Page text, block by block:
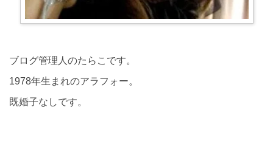
ブログ管理人のたらこです。
1978年生まれのアラフォー。
既婚子なしです。